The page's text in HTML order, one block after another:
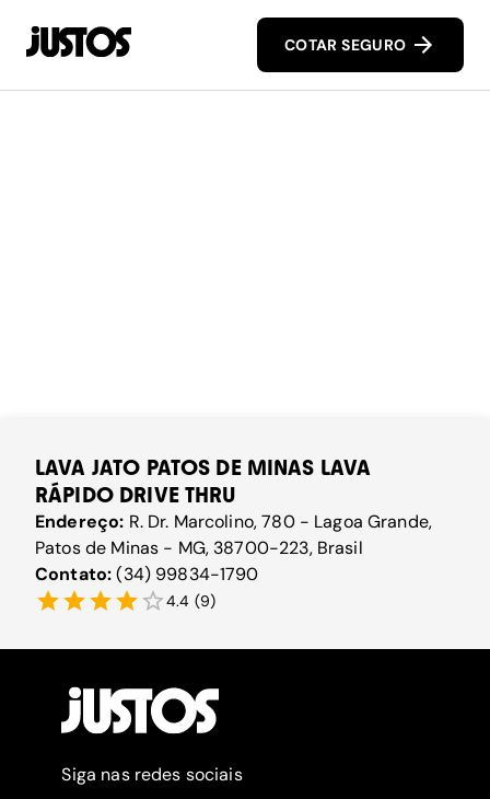
COTAR SEGURO
LAVA JATO PATOS DE MINAS LAVA
RÁPIDO DRIVE THRU
Endereço: R. Dr. Marcolino, 780 - Lagoa Grande,
Patos de Minas - MG, 38700-223, Brasil
Contato:(34) 99834-1790
4.4 (9)
Siga nas redes sociais